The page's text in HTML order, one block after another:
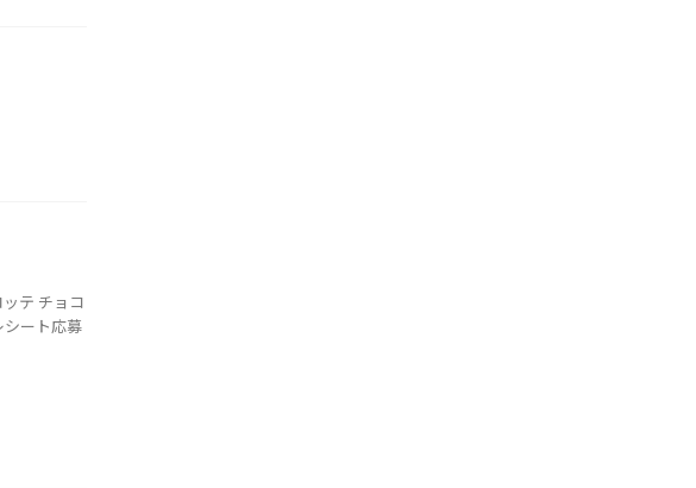
テ チョコ
シート応募